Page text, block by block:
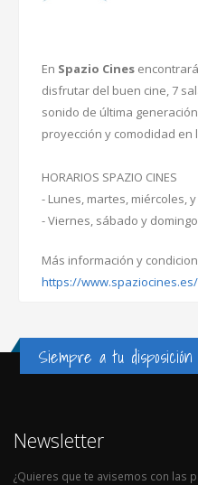
En Spazio Cines
disfrutar del buen cine, 7
sonido de última
proyección y comodidad en
HORARIOS SPAZIO CINES
- Lunes, martes, miércoles,
- Viernes, sábado y
Más información y
https://www.spaziocines.es/
Siempre a tu disposición
Newsletter
¿Quieres que te avisemos con las